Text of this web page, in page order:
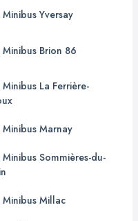
Minibus Yversay
Minibus Brion 86
Minibus La Ferrière-
Minibus Marnay
Minibus Sommières-du-
Minibus Millac